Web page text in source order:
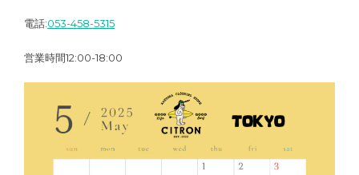
電話:053-458-5315
営業時間12:00-18:00